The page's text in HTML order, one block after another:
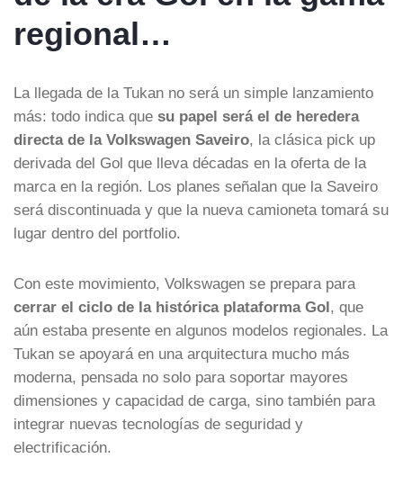
regional…
La llegada de la Tukan no será un simple lanzamiento
más: todo indica que su papel será el de heredera
directa de la Volkswagen Saveiro, la clásica pick up
derivada del Gol que lleva décadas en la oferta de la
marca en la región. Los planes señalan que la Saveiro
será discontinuada y que la nueva camioneta tomará su
lugar dentro del portfolio.
Con este movimiento, Volkswagen se prepara para
cerrar el ciclo de la histórica plataforma Gol, que
aún estaba presente en algunos modelos regionales. La
Tukan se apoyará en una arquitectura mucho más
moderna, pensada no solo para soportar mayores
dimensiones y capacidad de carga, sino también para
integrar nuevas tecnologías de seguridad y
electrificación.